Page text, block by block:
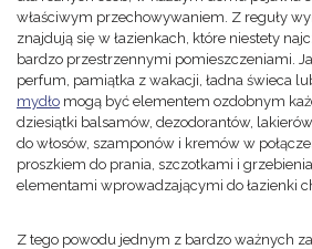
właściwym przechowywaniem. Z reguły
znajdują się w łazienkach, które niestety
bardzo przestrzennymi pomieszczeniami.
perfum, pamiątka z wakacji, ładna świeca
mydło mogą być elementem ozdobnym
dziesiątki balsamów, dezodorantów,
do włosów, szamponów i kremów w
proszkiem do prania, szczotkami i
elementami wprowadzającymi do łazienki
Z tego powodu jednym z bardzo ważnych